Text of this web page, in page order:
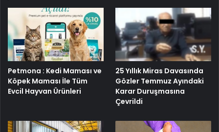
Petmona : Kedi Maması ve
Köpek Maması İle Tüm
Evcil Hayvan Ürünleri
25 Yıllık Miras Davasında
Gözler Temmuz Ayındaki
Karar Duruşmasına
Çevrildi